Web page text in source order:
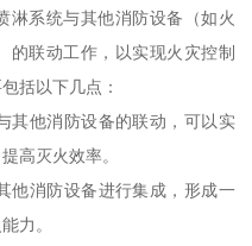
淋系统与其他消防设备（如火
的联动工作，以实现火灾控制
括以下几点：
其他消防设备的联动，可以实
高灭火效率。
他消防设备进行集成，形成一
力。